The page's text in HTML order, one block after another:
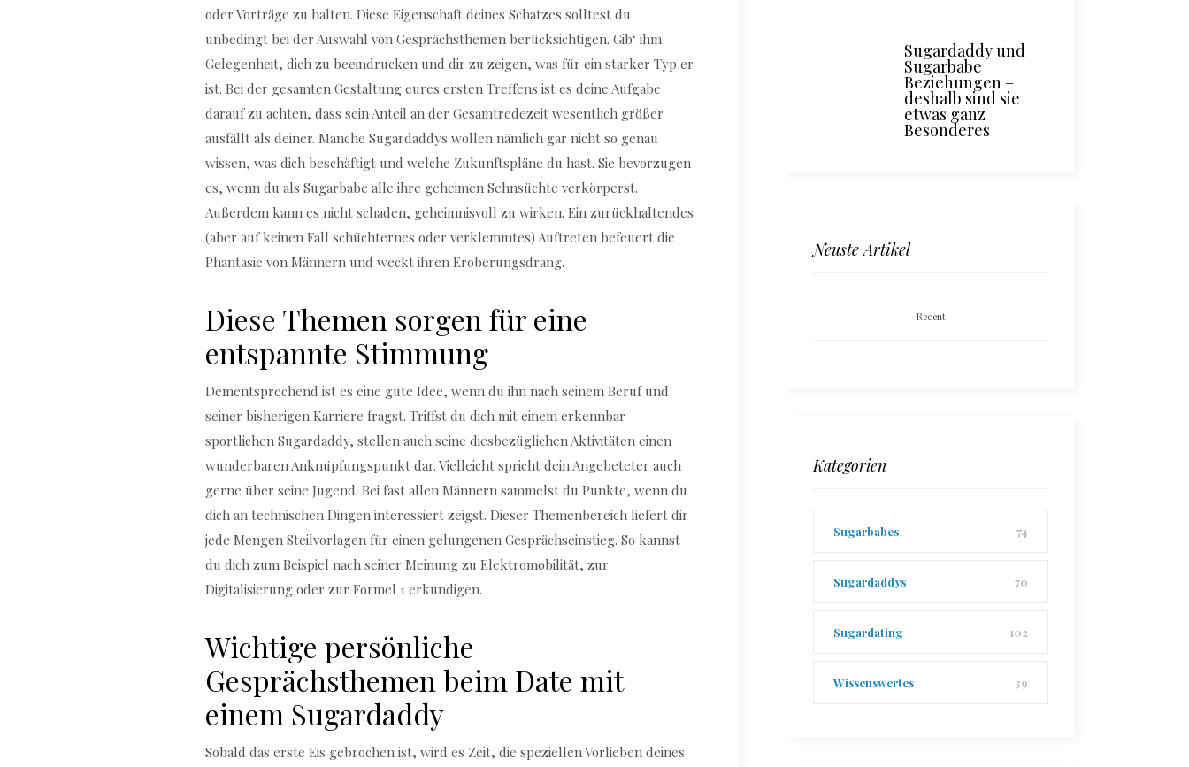
oder Vorträge zu halten. Diese Eigenschaft deines Schatzes solltest du
unbedingt bei der Auswahl von Gesprächsthemen berücksichtigen. Gib‘ ihm
Gelegenheit, dich zu beeindrucken und dir zu zeigen, was für ein starker Typ er
ist. Bei der gesamten Gestaltung eures ersten Treffens ist es deine Aufgabe
darauf zu achten, dass sein Anteil an der Gesamtredezeit wesentlich größer
ausfällt als deiner. Manche Sugardaddys wollen nämlich gar nicht so genau
wissen, was dich beschäftigt und welche Zukunftspläne du hast. Sie bevorzugen
es, wenn du als Sugarbabe alle ihre geheimen Sehnsüchte verkörperst.
Außerdem kann es nicht schaden, geheimnisvoll zu wirken. Ein zurückhaltendes
(aber auf keinen Fall schüchternes oder verklemmtes) Auftreten befeuert die
Phantasie von Männern und weckt ihren Eroberungsdrang.
Diese Themen sorgen für eine
entspannte Stimmung
Dementsprechend ist es eine gute Idee, wenn du ihn nach seinem Beruf und
seiner bisherigen Karriere fragst. Triffst du dich mit einem erkennbar
sportlichen Sugardaddy, stellen auch seine diesbezüglichen Aktivitäten einen
wunderbaren Anknüpfungspunkt dar. Vielleicht spricht dein Angebeteter auch
gerne über seine Jugend. Bei fast allen Männern sammelst du Punkte, wenn du
dich an technischen Dingen interessiert zeigst. Dieser Themenbereich liefert dir
jede Mengen Steilvorlagen für einen gelungenen Gesprächseinstieg. So kannst
du dich zum Beispiel nach seiner Meinung zu Elektromobilität, zur
Digitalisierung oder zur Formel 1 erkundigen.
Wichtige persönliche
Gesprächsthemen beim Date mit
einem Sugardaddy
Sobald das erste Eis gebrochen ist, wird es Zeit, die speziellen Vorlieben deines
Sugardaddy und
Sugarbabe
Beziehungen –
deshalb sind sie
etwas ganz
Besonderes
Neuste Artikel
Recent
Kategorien
Sugarbabes 74
Sugardaddys 70
Sugardating 102
Wissenswertes 39